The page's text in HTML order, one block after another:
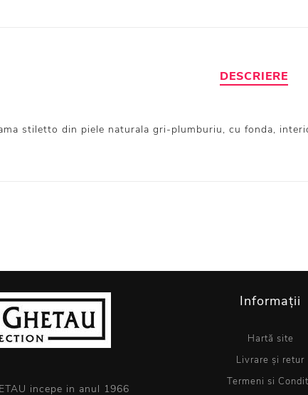
DESCRIERE
stiletto din piele naturala gri-plumburiu, cu fonda,
incepe in anul 1966
Informații
Hartă site
Livrare și retur
Termeni si